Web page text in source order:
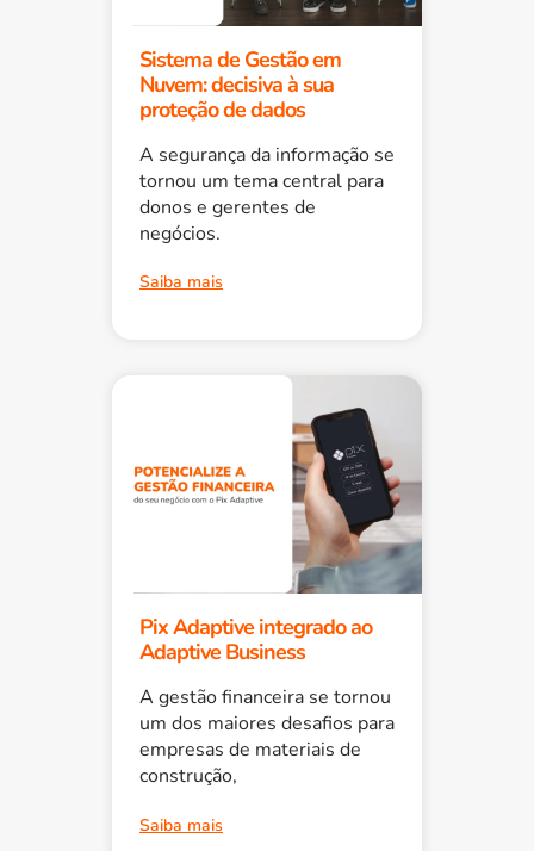
Sistema de Gestão em
Nuvem: decisiva à sua
proteção de dados
A segurança da informação se
tornou um tema central para
donos e gerentes de
negócios.
Saiba mais
Pix Adaptive integrado ao
Adaptive Business
A gestão financeira se tornou
um dos maiores desafios para
empresas de materiais de
construção,
Saiba mais